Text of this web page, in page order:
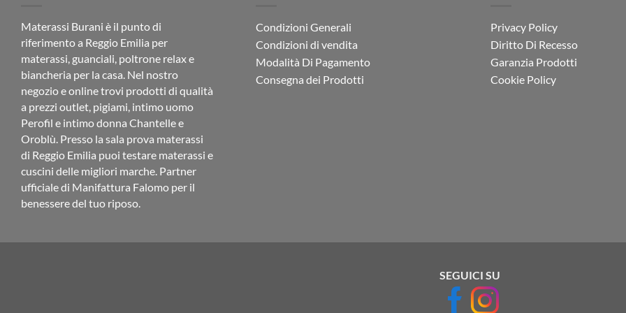
Materassi Burani è il punto di
riferimento a Reggio Emilia per
materassi, guanciali, poltrone relax e
biancheria per la casa. Nel nostro
negozio e online trovi prodotti di qualità
a prezzi outlet, pigiami, intimo uomo
Perofil e intimo donna Chantelle e
Oroblù. Presso la sala prova materassi
di Reggio Emilia puoi testare materassi e
cuscini delle migliori marche. Partner
ufficiale di Manifattura Falomo per il
benessere del tuo riposo.
Condizioni Generali
Condizioni di vendita
Modalità Di Pagamento
Consegna dei Prodotti
Privacy Policy
Diritto Di Recesso
Garanzia Prodotti
Cookie Policy
SEGUICI SU